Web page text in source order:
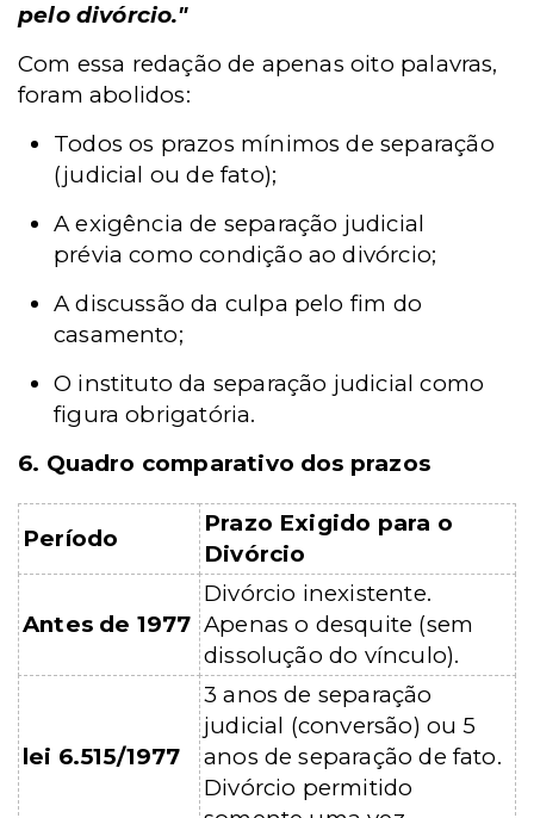
pelo divórcio."
Com essa redação de apenas oito palavras,
foram abolidos:
Todos os prazos mínimos de separação
(judicial ou de fato);
A exigência de separação judicial
prévia como condição ao divórcio;
A discussão da culpa pelo fim do
casamento;
O instituto da separação judicial como
figura obrigatória.
6. Quadro comparativo dos prazos
Período
Prazo Exigido para o
Divórcio
Antes de 1977
Divórcio inexistente.
Apenas o desquite (sem
dissolução do vínculo).
lei 6.515/1977
3 anos de separação
judicial (conversão) ou 5
anos de separação de fato.
Divórcio permitido